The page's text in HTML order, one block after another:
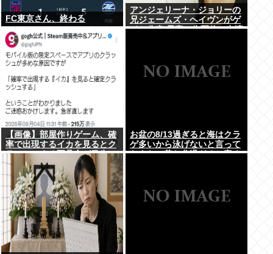
FC東京さん、終わる
アンジェリーナ・ジョリーの
兄ジェームズ・ヘイヴンがゲ
イと公表 元妻の生配信に出演
【画像】部屋作りゲーム、確
率で出現するイカを見るとク
ラッシュする不具合が発生ｗ
ｗｗ
お盆の8/13過ぎると海はクラ
ゲ多いから泳げないと言って
たよな。昔お盆過ぎると寒く